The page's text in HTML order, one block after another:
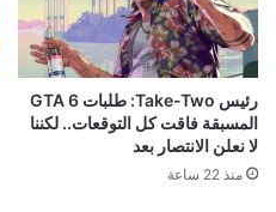
رئيس Take-Two: طلبات GTA 6
المسبقة فاقت كل التوقعات.. لكننا
لا نعلن الانتصار بعد
منذ 22 ساعة